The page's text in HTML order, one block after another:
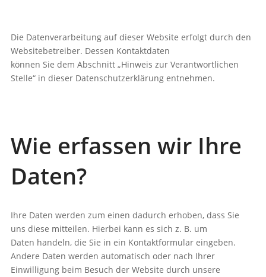
Die Datenverarbeitung auf dieser Website erfolgt durch den
Websitebetreiber. Dessen Kontaktdaten
können Sie dem Abschnitt „Hinweis zur Verantwortlichen
Stelle“ in dieser Datenschutzerklärung entnehmen.
Wie erfassen wir Ihre
Daten?
Ihre Daten werden zum einen dadurch erhoben, dass Sie
uns diese mitteilen. Hierbei kann es sich z. B. um
Daten handeln, die Sie in ein Kontaktformular eingeben.
Andere Daten werden automatisch oder nach Ihrer
Einwilligung beim Besuch der Website durch unsere